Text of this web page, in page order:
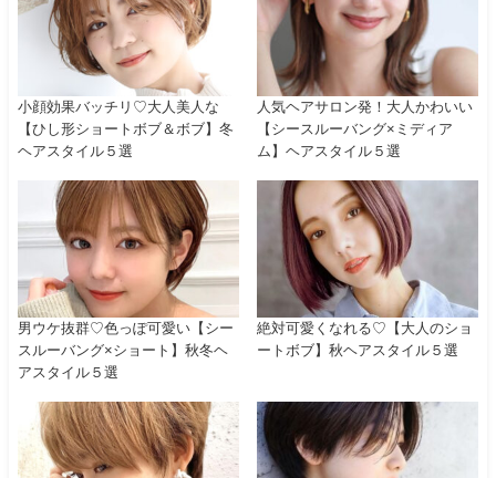
小顔効果バッチリ♡大人美人な
【ひし形ショートボブ＆ボブ】冬
ヘアスタイル５選
人気ヘアサロン発！大人かわいい
【シースルーバング×ミディア
ム】ヘアスタイル５選
男ウケ抜群♡色っぽ可愛い【シー
スルーバング×ショート】秋冬ヘ
アスタイル５選
絶対可愛くなれる♡【大人のショ
ートボブ】秋ヘアスタイル５選